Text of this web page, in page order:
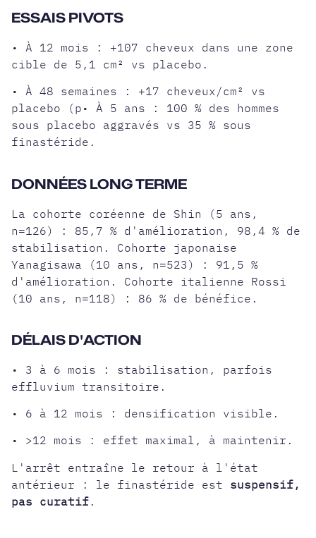
ESSAIS PIVOTS
• À 12 mois : +107 cheveux dans une zone
cible de 5,1 cm² vs placebo.
• À 48 semaines : +17 cheveux/cm² vs
placebo (p• À 5 ans : 100 % des hommes
sous placebo aggravés vs 35 % sous
finastéride.
DONNÉES LONG TERME
La cohorte coréenne de Shin (5 ans,
n=126) : 85,7 % d'amélioration, 98,4 % de
stabilisation. Cohorte japonaise
Yanagisawa (10 ans, n=523) : 91,5 %
d'amélioration. Cohorte italienne Rossi
(10 ans, n=118) : 86 % de bénéfice.
DÉLAIS D'ACTION
• 3 à 6 mois : stabilisation, parfois
effluvium transitoire.
• 6 à 12 mois : densification visible.
• >12 mois : effet maximal, à maintenir.
L'arrêt entraîne le retour à l'état
antérieur : le finastéride est suspensif,
pas curatif .